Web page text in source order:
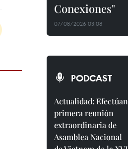
Conexiones"
07/08/2026 03:08
PODCAST
Actualidad: Efectúan
primera reunión
extraordinaria de
Asamblea Nacional